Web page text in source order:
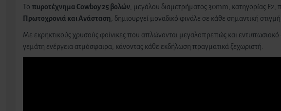
Το πυροτέχνημα Cowboy 25 βολών , μεγάλου διαμετρήματος 30mm, κατηγορίας
Πρωτοχρονιά και Ανάσταση , δημιουργεί μοναδικό φινάλε σε κάθε σημαντική
Με εκρηκτικούς χρυσούς φοίνικες που απλώνονται μεγαλοπρεπώς και εντυπωσιακό
γεμάτη ενέργεια ατμόσφαιρα, κάνοντας κάθε εκδήλωση πραγματικά ξεχωριστή.